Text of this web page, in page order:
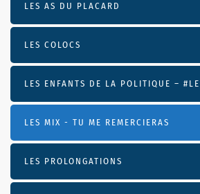
LES AS DU PLACARD
LES COLOCS
LES ENFANTS DE LA POLITIQUE –
LES MIX - TU ME REMERCIERAS
LES PROLONGATIONS